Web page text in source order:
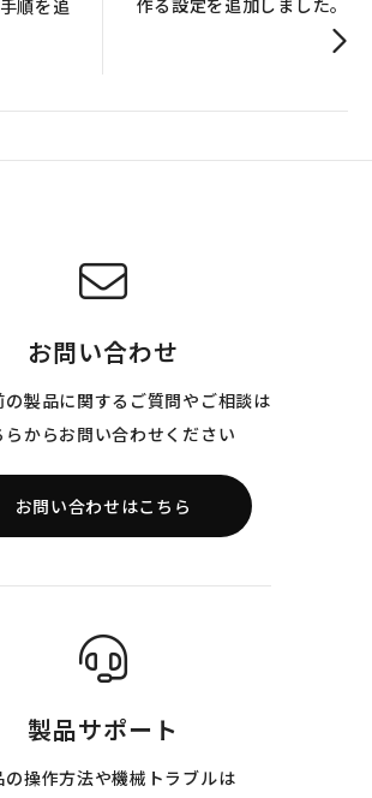
順を追
作る設定を追加しました。
お問い合わせ
の製品に関するご質問やご相談は
らからお問い合わせください
お問い合わせはこちら
製品サポート
の操作方法や機械トラブルは